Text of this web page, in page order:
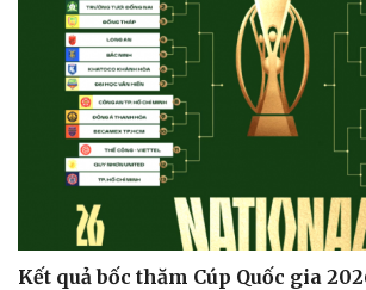
Kể
Hạt giống
Kết quả bốc thăm Cúp Quốc gia